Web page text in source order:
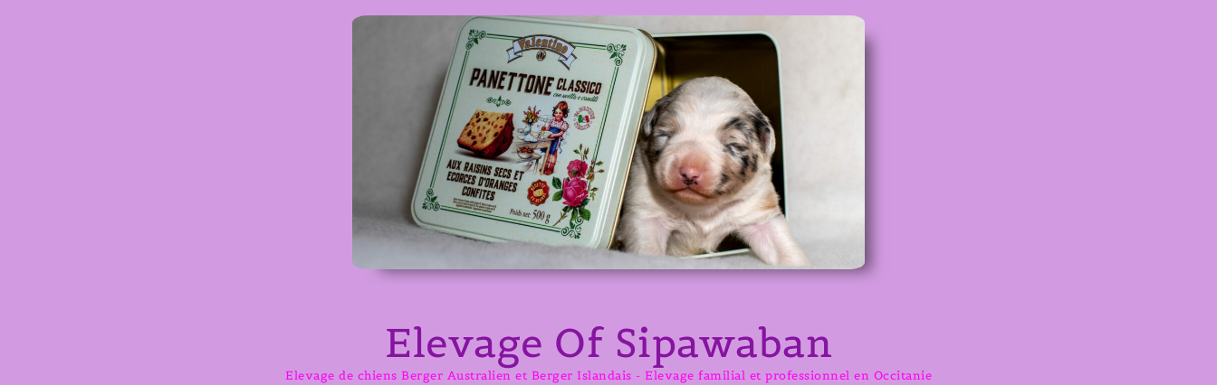
Elevage Of Sipawaban
Elevage de chiens Berger Australien et Berger Islandais - Elevage familial et professionnel en Occitanie